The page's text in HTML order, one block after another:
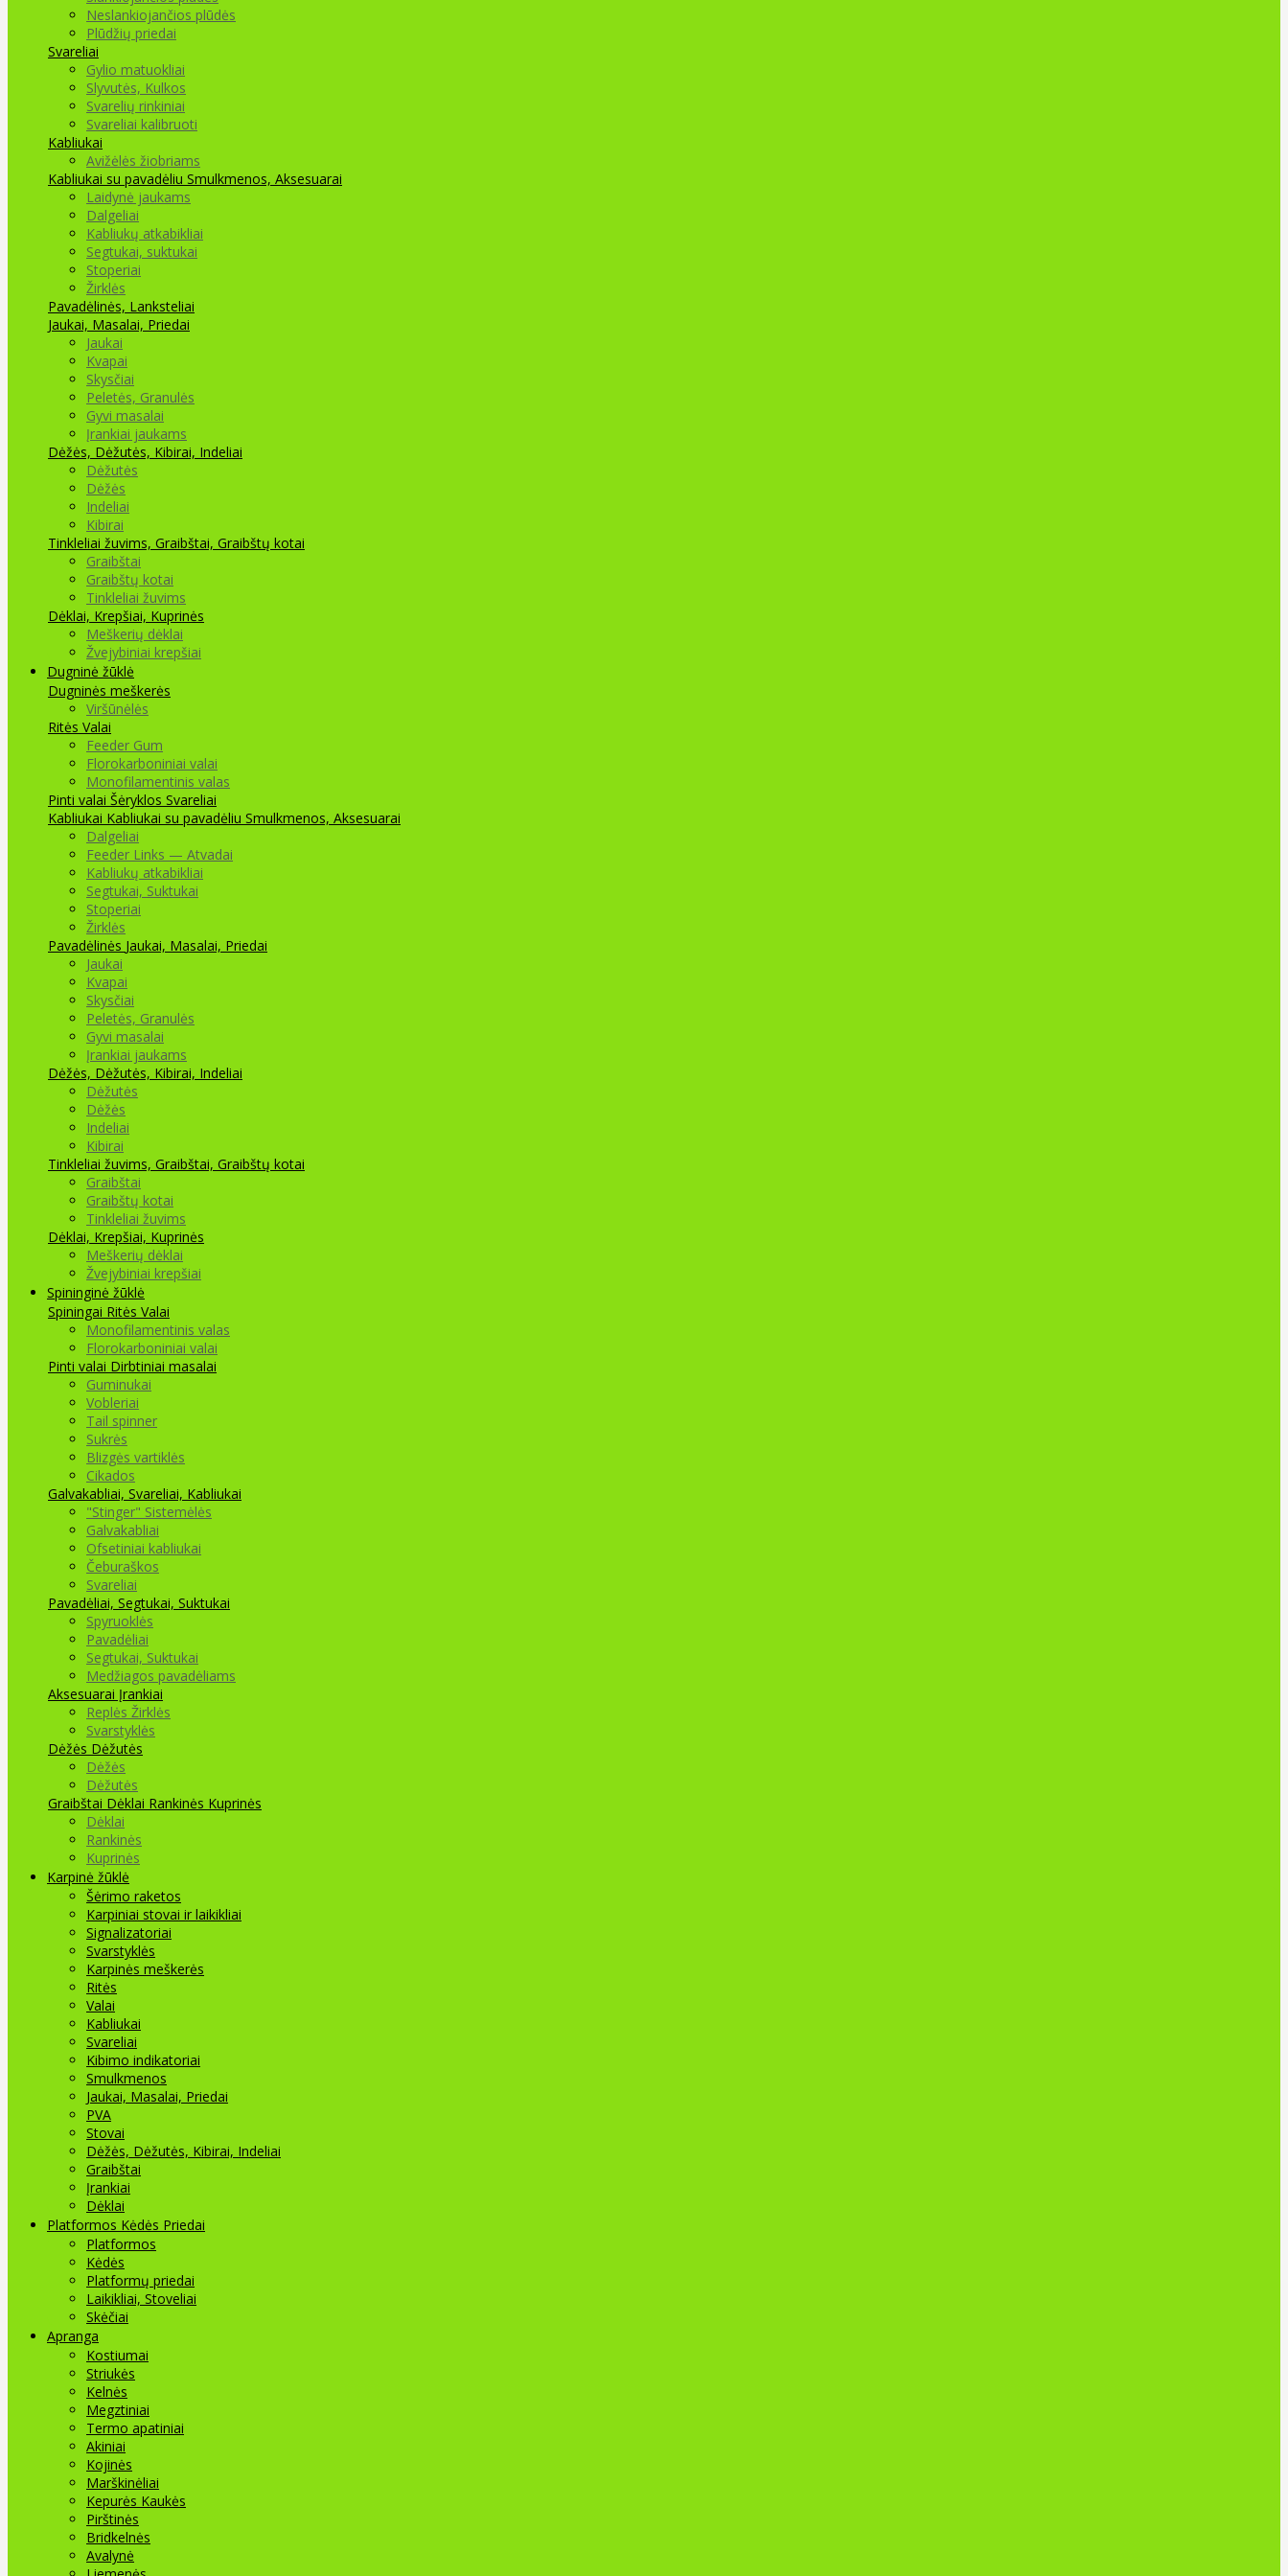
Neslankiojančios plūdės
Plūdžių priedai
Svareliai
Gylio matuokliai
Slyvutės, Kulkos
Svarelių rinkiniai
Svareliai kalibruoti
Kabliukai
Avižėlės žiobriams
Kabliukai su pavadėliu Smulkmenos, Aksesuarai
Laidynė jaukams
Dalgeliai
Kabliukų atkabikliai
Segtukai, suktukai
Stoperiai
Žirklės
Pavadėlinės, Lanksteliai
Jaukai, Masalai, Priedai
Jaukai
Kvapai
Skysčiai
Peletės, Granulės
Gyvi masalai
Įrankiai jaukams
Dėžės, Dėžutės, Kibirai, Indeliai
Dėžutės
Dėžės
Indeliai
Kibirai
Tinkleliai žuvims, Graibštai, Graibštų kotai
Graibštai
Graibštų kotai
Tinkleliai žuvims
Dėklai, Krepšiai, Kuprinės
Meškerių dėklai
Žvejybiniai krepšiai
Dugninė žūklė
Dugninės meškerės
Viršūnėlės
Ritės Valai
Feeder Gum
Florokarboniniai valai
Monofilamentinis valas
Pinti valai Šėryklos Svareliai
Kabliukai Kabliukai su pavadėliu Smulkmenos, Aksesuarai
Dalgeliai
Feeder Links — Atvadai
Kabliukų atkabikliai
Segtukai, Suktukai
Stoperiai
Žirklės
Pavadėlinės Jaukai, Masalai, Priedai
Jaukai
Kvapai
Skysčiai
Peletės, Granulės
Gyvi masalai
Įrankiai jaukams
Dėžės, Dėžutės, Kibirai, Indeliai
Dėžutės
Dėžės
Indeliai
Kibirai
Tinkleliai žuvims, Graibštai, Graibštų kotai
Graibštai
Graibštų kotai
Tinkleliai žuvims
Dėklai, Krepšiai, Kuprinės
Meškerių dėklai
Žvejybiniai krepšiai
Spininginė žūklė
Spiningai Ritės Valai
Monofilamentinis valas
Florokarboniniai valai
Pinti valai Dirbtiniai masalai
Guminukai
Vobleriai
Tail spinner
Sukrės
Blizgės vartiklės
Cikados
Galvakabliai, Svareliai, Kabliukai
"Stinger" Sistemėlės
Galvakabliai
Ofsetiniai kabliukai
Čeburaškos
Svareliai
Pavadėliai, Segtukai, Suktukai
Spyruoklės
Pavadėliai
Segtukai, Suktukai
Medžiagos pavadėliams
Aksesuarai Įrankiai
Replės Žirklės
Svarstyklės
Dėžės Dėžutės
Dėžės
Dėžutės
Graibštai Dėklai Rankinės Kuprinės
Dėklai
Rankinės
Kuprinės
Karpinė žūklė
Šėrimo raketos
Karpiniai stovai ir laikikliai
Signalizatoriai
Svarstyklės
Karpinės meškerės
Ritės
Valai
Kabliukai
Svareliai
Kibimo indikatoriai
Smulkmenos
Jaukai, Masalai, Priedai
PVA
Stovai
Dėžės, Dėžutės, Kibirai, Indeliai
Graibštai
Įrankiai
Dėklai
Platformos Kėdės Priedai
Platformos
Kėdės
Platformų priedai
Laikikliai, Stoveliai
Skėčiai
Apranga
Kostiumai
Striukės
Kelnės
Megztiniai
Termo apatiniai
Akiniai
Kojinės
Marškinėliai
Kepurės Kaukės
Pirštinės
Bridkelnės
Avalynė